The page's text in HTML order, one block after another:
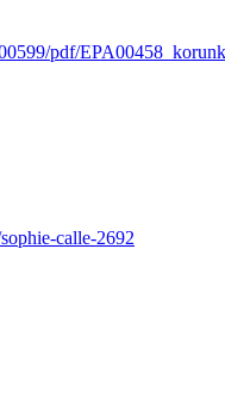
pdf/
calle-2692